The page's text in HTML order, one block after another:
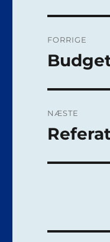
FORRIGE
Forrige
NÆSTE
Næste